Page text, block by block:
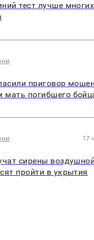
тест лучше многих
приговор
погибшего
17
сирены
пройти в укрытия